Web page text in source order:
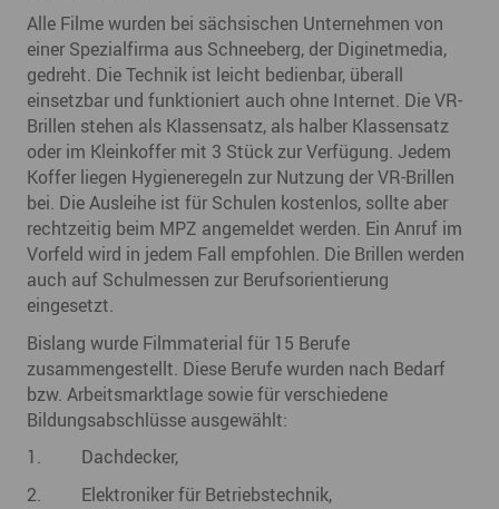
Alle Filme wurden bei sächsischen Unternehmen von
einer Spezialfirma aus Schneeberg, der Diginetmedia,
gedreht. Die Technik ist leicht bedienbar, überall
einsetzbar und funktioniert auch ohne Internet. Die VR-
Brillen stehen als Klassensatz, als halber Klassensatz
oder im Kleinkoffer mit 3 Stück zur Verfügung. Jedem
Koffer liegen Hygieneregeln zur Nutzung der VR-Brillen
bei. Die Ausleihe ist für Schulen kostenlos, sollte aber
rechtzeitig beim MPZ angemeldet werden. Ein Anruf im
Vorfeld wird in jedem Fall empfohlen. Die Brillen werden
auch auf Schulmessen zur Berufsorientierung
eingesetzt.
Bislang wurde Filmmaterial für 15 Berufe
zusammengestellt. Diese Berufe wurden nach Bedarf
bzw. Arbeitsmarktlage sowie für verschiedene
Bildungsabschlüsse ausgewählt:
1. Dachdecker,
2. Elektroniker für Betriebstechnik,